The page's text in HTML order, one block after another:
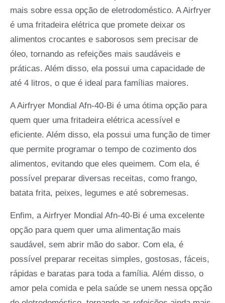
mais sobre essa opção de eletrodoméstico. A Airfryer
é uma fritadeira elétrica que promete deixar os
alimentos crocantes e saborosos sem precisar de
óleo, tornando as refeições mais saudáveis e
práticas. Além disso, ela possui uma capacidade de
até 4 litros, o que é ideal para famílias maiores.
A Airfryer Mondial Afn-40-Bi é uma ótima opção para
quem quer uma fritadeira elétrica acessível e
eficiente. Além disso, ela possui uma função de timer
que permite programar o tempo de cozimento dos
alimentos, evitando que eles queimem. Com ela, é
possível preparar diversas receitas, como frango,
batata frita, peixes, legumes e até sobremesas.
Enfim, a Airfryer Mondial Afn-40-Bi é uma excelente
opção para quem quer uma alimentação mais
saudável, sem abrir mão do sabor. Com ela, é
possível preparar receitas simples, gostosas, fáceis,
rápidas e baratas para toda a família. Além disso, o
amor pela comida e pela saúde se unem nessa opção